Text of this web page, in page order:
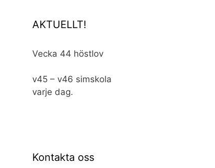
AKTUELLT!
Vecka 44 höstlov
v45 – v46 simskola
varje dag.
Kontakta oss